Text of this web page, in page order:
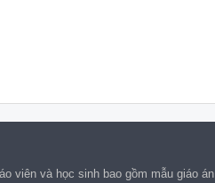
viên và học sinh bao gồm mẫu giáo án